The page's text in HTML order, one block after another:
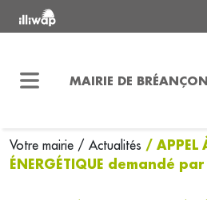
MAIRIE DE BRÉANÇON
Votre mairie / Actualités / APPEL
ÉNERGÉTIQUE demandé par